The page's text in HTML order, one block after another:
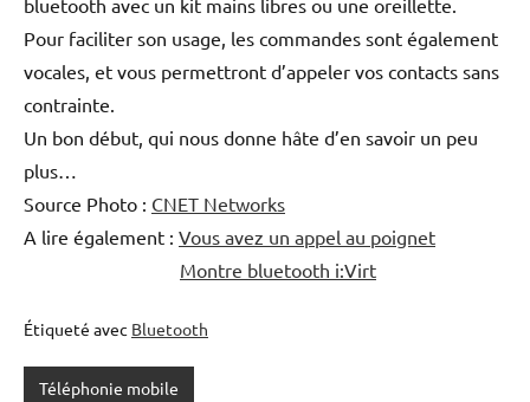
Pour faciliter son usage, les commandes sont également
vocales, et vous permettront d’appeler vos contacts sans
contrainte.
Un bon début, qui nous donne hâte d’en savoir un peu
plus…
Source Photo : CNET Networks
A lire également : Vous avez un appel au poignet
Montre bluetooth i:Virt
Étiqueté avec Bluetooth
Téléphonie mobile